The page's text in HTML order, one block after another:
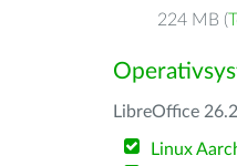
224 MB (
LibreOffice
Linux